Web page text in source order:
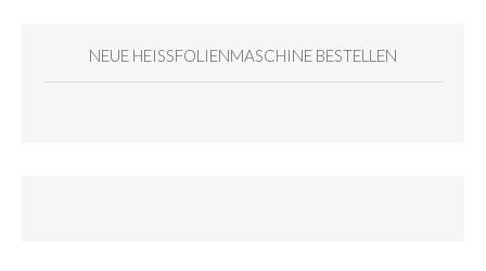
NEUE HEISSFOLIENMASCHINE BESTELLEN